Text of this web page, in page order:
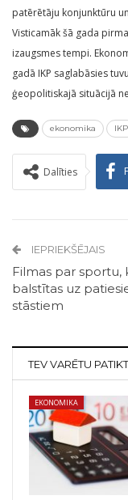
patērētāju konjunktūru
Visticamāk šā gada
izaugsmes tempi.
gadā IKP saglabāsies
ģeopolitiskajā situācijā
ekonomika IKP
Dalīties
IEPRIEKŠĒJAIS
Filmas par sportu,
balstītas uz
stāstiem
TEV VARĒTU PATIKT
EKONOMIKA